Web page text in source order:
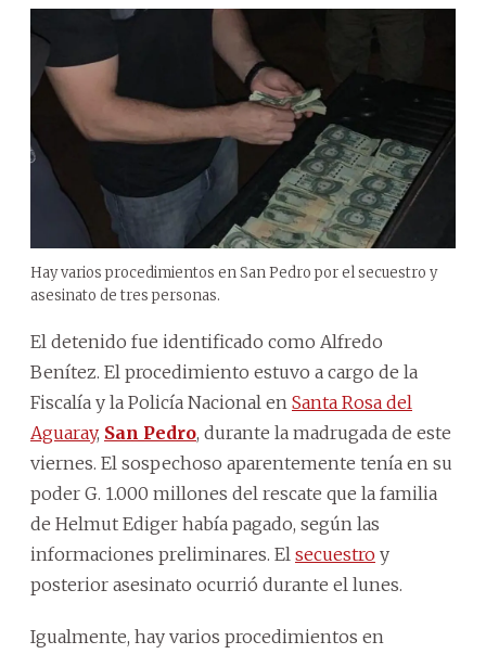
Hay varios procedimientos en San Pedro por el secuestro y
asesinato de tres personas.
El detenido fue identificado como Alfredo
Benítez. El procedimiento estuvo a cargo de la
Fiscalía y la Policía Nacional en Santa Rosa del
Aguaray, San Pedro, durante la madrugada de este
viernes. El sospechoso aparentemente tenía en su
poder G. 1.000 millones del rescate que la familia
de Helmut Ediger había pagado, según las
informaciones preliminares. El secuestro y
posterior asesinato ocurrió durante el lunes.
Igualmente, hay varios procedimientos en